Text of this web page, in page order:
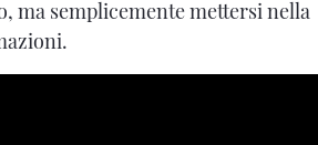
ma semplicemente mettersi nella